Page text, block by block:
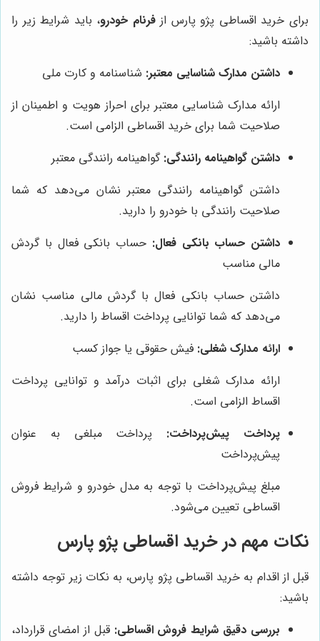
برای خرید اقساطی پژو پارس ازفرنام خودرو، باید شرایط زیر را
داشته باشید:
داشتن مدارک شناسایی معتبر: شناسنامه و کارت ملی
ارائه مدارک شناسایی معتبر برای احراز هویت و اطمینان از
صلاحیت شما برای خرید اقساطی الزامی است.
داشتن گواهینامه رانندگی: گواهینامه رانندگی معتبر
داشتن گواهینامه رانندگی معتبر نشان می‌دهد که شما
صلاحیت رانندگی با خودرو را دارید.
داشتن حساب بانکی فعال: حساب بانکی فعال با گردش
مالی مناسب
داشتن حساب بانکی فعال با گردش مالی مناسب نشان
می‌دهد که شما توانایی پرداخت اقساط را دارید.
ارائه مدارک شغلی: فیش حقوقی یا جواز کسب
ارائه مدارک شغلی برای اثبات درآمد و توانایی پرداخت
اقساط الزامی است.
پرداخت پیش‌پرداخت: پرداخت مبلغی به عنوان
پیش‌پرداخت
مبلغ پیش‌پرداخت با توجه به مدل خودرو و شرایط فروش
اقساطی تعیین می‌شود.
نکات مهم در خرید اقساطی پژو پارس
قبل از اقدام به خرید اقساطی پژو پارس، به نکات زیر توجه داشته
باشید:
بررسی دقیق شرایط فروش اقساطی: قبل از امضای قرارداد،